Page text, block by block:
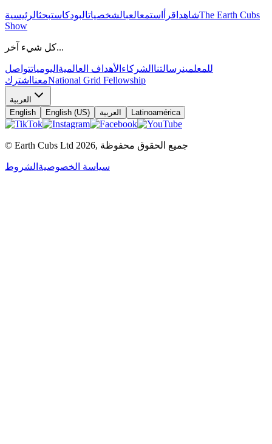
شاهد اقرأ استمعالعبالشخصياتالبودكاستبحثالرئيسية
The Earth Cubs
Show
كل شيء آخر...
للمعلمينرسالتنا الشركاء الأهداف العالمية اليومياتتواصل
معنا اشترك National Grid Fellowship
العربية
English
English (US) العربية Latinoamérica
© Earth Cubs Ltd 2026, جميع الحقوق محفوظة
سياسة الخصوصية الشروط